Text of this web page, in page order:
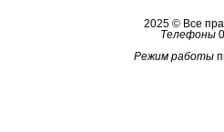
2025 © Все
Телефоны
Режим работы